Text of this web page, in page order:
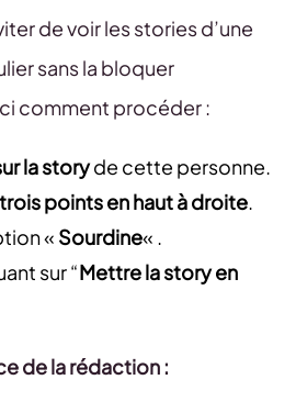
de voir les stories d’une
sans la bloquer
comment procéder :
la storyde cette personne.
trois points en haut à droite.
« Sourdine« .
sur “Mettre la story en
de la rédaction :